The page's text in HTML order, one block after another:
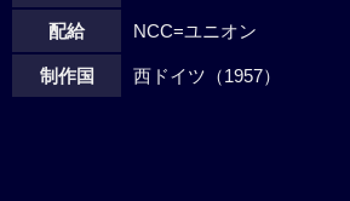
配給 NCC=ユニオン
制作国 西ドイツ（1957）